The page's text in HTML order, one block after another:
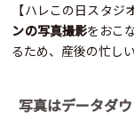
【ハレこの日スタジ
ンの写真撮影をおこ
るため、産後の忙し
写真はデータダ